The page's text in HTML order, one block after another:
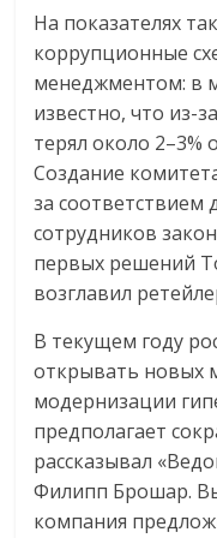
На показателях
коррупционные
менеджментом: в
известно, что из-
терял около 2–3%
Создание
за соответствием
сотрудников
первых решений
возглавил
В текущем году
открывать новых
модернизации
предполагает
рассказывал
Филипп Брошар.
компания